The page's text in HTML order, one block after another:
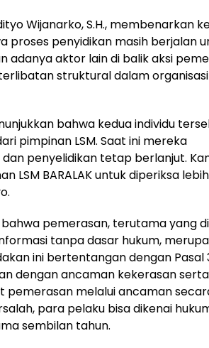
Wijanarko, S.H., membenarkan
proses penyidikan masih berjalan
adanya aktor lain di balik aksi
struktural dalam organisasi
bahwa kedua individu
pimpinan LSM. Saat ini mereka
penyelidikan tetap berlanjut.
LSM BARALAK untuk diperiksa lebih
pemerasan, terutama yang
tanpa dasar hukum,
ini bertentangan dengan Pasal
dengan ancaman kekerasan
pemerasan melalui ancaman
para pelaku bisa dikenai
sembilan tahun.